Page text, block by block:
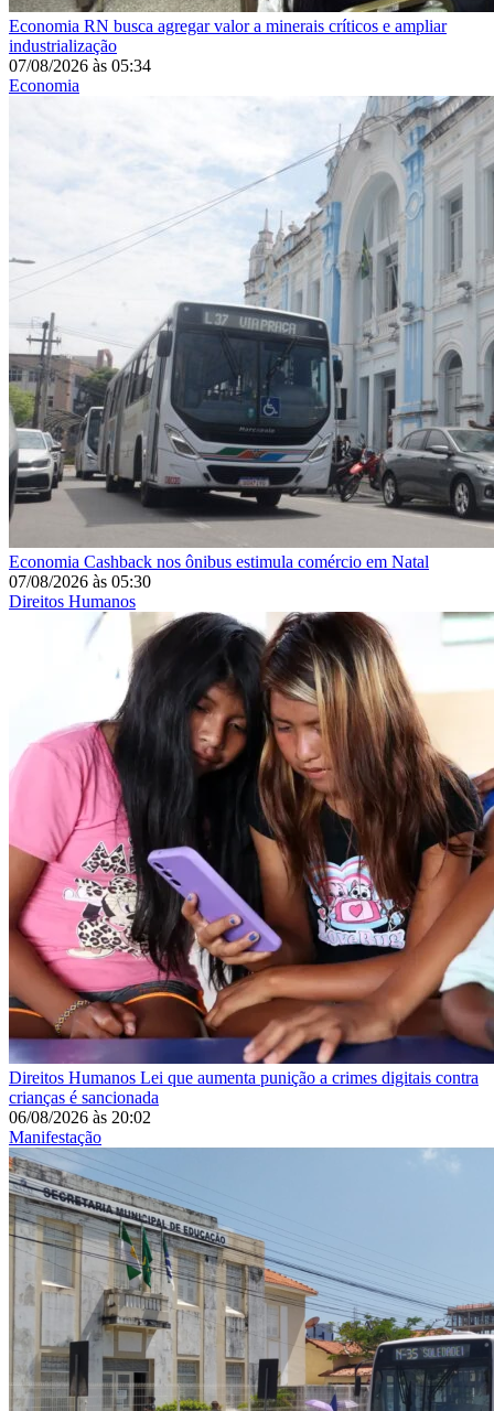
Economia RN busca agregar valor a minerais críticos e ampliar
industrialização
07/08/2026 às 05:34
Economia
Economia Cashback nos ônibus estimula comércio em Natal
07/08/2026 às 05:30
Direitos Humanos
Direitos Humanos Lei que aumenta punição a crimes digitais contra
crianças é sancionada
06/08/2026 às 20:02
Manifestação